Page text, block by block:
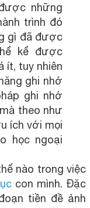
những
trình đó
gì đã được
kể được
ít, tuy nhiên
ghi nhớ
ghi nhớ
theo như
ích với mọi
học ngoại
nào trong việc
con mình. Đặc
tiền đề ảnh